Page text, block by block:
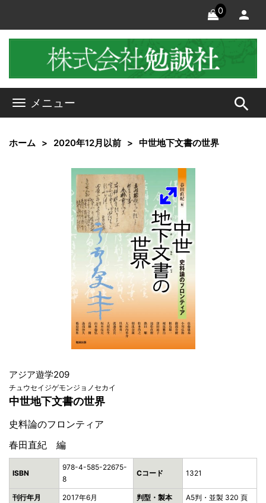
0
メニュー search
ホーム 2020年12月以前 中世地下文書の世界
アジア遊学209
チュウセイジゲモンジョノセカイ
中世地下文書の世界
史料論のフロンティア
春田直紀 編
ISBN
978-4-585-22675-
8
Cコード 1321
刊行年月 2017年6月 判型・製本 A5判・並製 320 頁